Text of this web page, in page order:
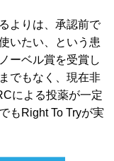
よりは、承認前で
いたい、という患
ーベル賞を受賞し
でもなく、現在非
による投薬が一定
もRight To Tryが実